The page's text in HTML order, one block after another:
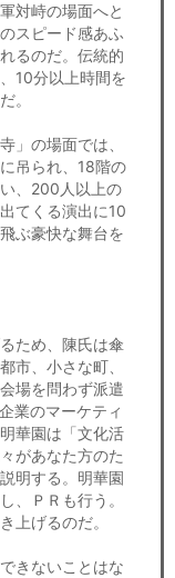
対峙の場面へと
スピード感あふ
るのだ。伝統的
10分以上時間を
。
」の場面では、
吊られ、18階の
、200人以上の
てくる演出に10
ぶ豪快な舞台を
ため、陳氏は傘
市、小さな町、
場を問わず派遣
業のマーケティ
華園は「文化活
があなた方のた
明する。明華園
、ＰＲも行う。
上げるのだ。
きないことはな